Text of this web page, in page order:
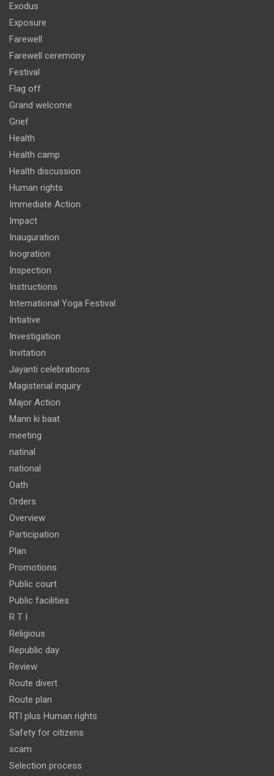
Exodus
Exposure
Farewell
Farewell ceremony
Festival
Flag off
Grand welcome
Grief
Health
Health camp
Health discussion
Human rights
Immediate Action
Impact
Inauguration
Inogration
Inspection
Instructions
International Yoga Festival
Intiative
Investigation
Invitation
Jayanti celebrations
Magisterial inquiry
Major Action
Mann ki baat
meeting
natinal
national
Oath
Orders
Overview
Participation
Plan
Promotions
Public court
Public facilities
R T I
Religious
Republic day
Review
Route divert
Route plan
RTI plus Human rights
Safety for citizens
scam
Selection process